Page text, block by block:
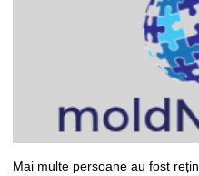
Mai multe persoane au fost